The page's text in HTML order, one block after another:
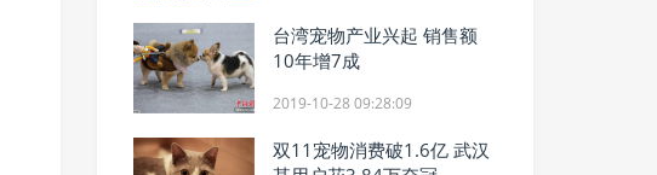
台湾宠物产业兴起 销售额
10年增7成
2019-10-28 09:28:09
双11宠物消费破1.6亿 武汉